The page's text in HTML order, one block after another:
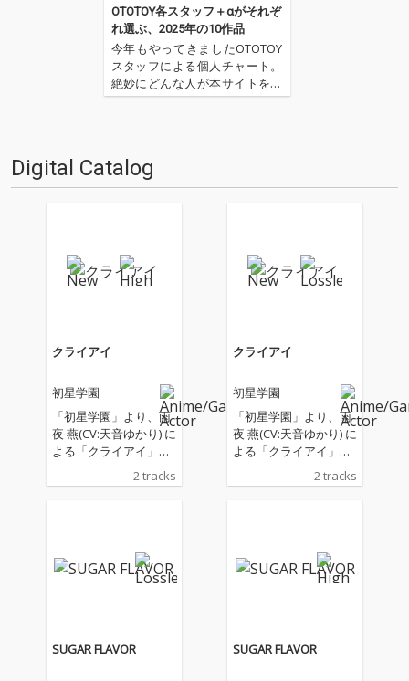
OTOTOY各スタッフ＋αがそれぞ
れ選ぶ、2025年の10作品
今年もやってきましたOTOTOY
スタッフによる個人チャート。
絶妙にどんな人が本サイトを運
営しているのか？ そんな自己
か？ ということでスタッフ・
チャートをお届けします…
Digital Catalog
クライアイ
初星学園
「初星学園」より、雨
夜 燕(CV:天音ゆかり) に
よる「クライアイ」の
2 tracks
クライアイ
初星学園
「初星学園」より、雨
夜 燕(CV:天音ゆかり) に
よる「クライアイ」の
2 tracks
SUGAR FLAVOR SUGAR FLAVOR